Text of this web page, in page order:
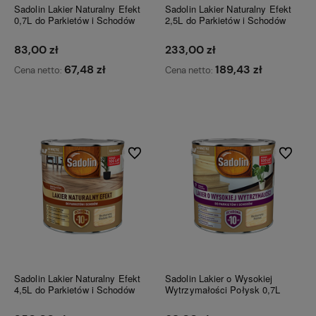
Sadolin Lakier Naturalny Efekt
0,7L do Parkietów i Schodów
83,00 zł
Cena netto: 67,48 zł
Sadolin Lakier Naturalny Efekt
2,5L do Parkietów i Schodów
233,00 zł
Cena netto: 189,43 zł
Sadolin Lakier Naturalny Efekt
4,5L do Parkietów i Schodów
Do ulubionych
Sadolin Lakier o Wysokiej
Wytrzymałości Połysk 0,7L
Do